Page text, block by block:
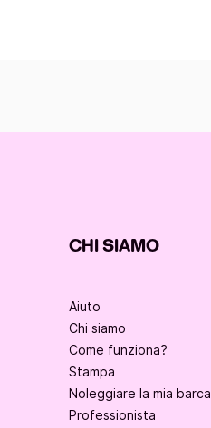
CHI SIAMO
Aiuto
Chi siamo
Come funziona?
Stampa
Noleggiare la mia barca
Professionista